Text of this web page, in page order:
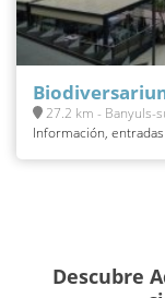
27.2 km - Banyuls-
Información,
Descubre